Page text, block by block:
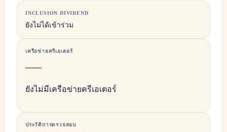
INCLUSION DIVIDEND
ยังไม่ได้เข้าร่วม
เครือข่ายครีเอเตอร์
—
ยังไม่มีเครือข่ายครีเอเตอร์
ประวัติการตรวจสอบ